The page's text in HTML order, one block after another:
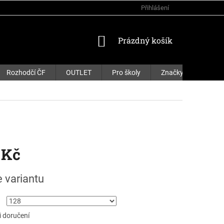
Přihlášení
NÁKUPNÍ
Prázdný košík
Rozhodčí ČF OUTLET Pro školy Značky
variantu
doručení